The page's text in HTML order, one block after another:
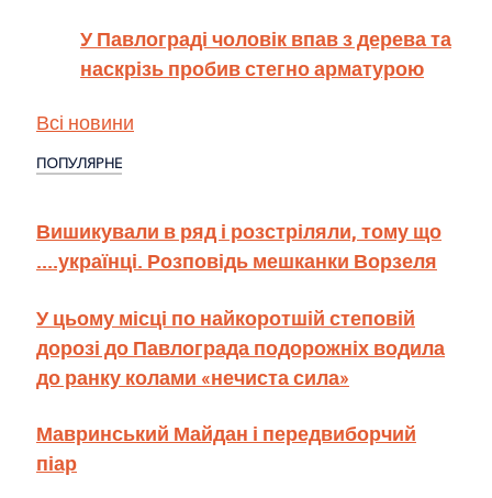
У Павлограді чоловік впав з дерева та
наскрізь пробив стегно арматурою
Всі новини
ПОПУЛЯРНЕ
Вишикували в ряд і розстріляли, тому що
....українці. Розповідь мешканки Ворзеля
У цьому місці по найкоротшій степовій
дорозі до Павлограда подорожніх водила
до ранку колами «нечиста сила»
Мавринський Майдан і передвиборчий
піар